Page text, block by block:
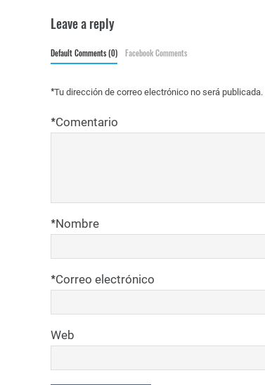
Leave a reply
Default Comments (0) Facebook Comments
Tu dirección de correo electrónico no será publicada.
*
Comentario
*
Nombre
*
Correo electrónico
*
Web